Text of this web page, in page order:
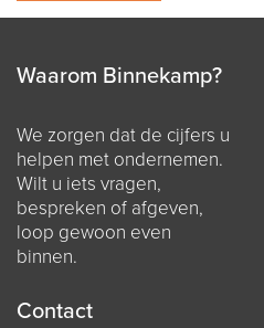
Waarom Binnekamp?
We zorgen dat de cijfers u
helpen met ondernemen.
Wilt u iets vragen,
bespreken of afgeven,
loop gewoon even
binnen.
Contact